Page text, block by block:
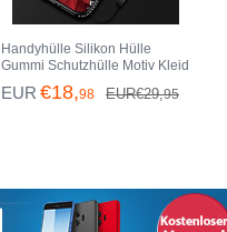
Handyhülle Silikon Hülle
Gummi Schutzhülle Motiv Kleid
Mädchen H01 für Huawei Mate
20 Lite Rot und Schwarz
EUR €18,98 EUR€29,95